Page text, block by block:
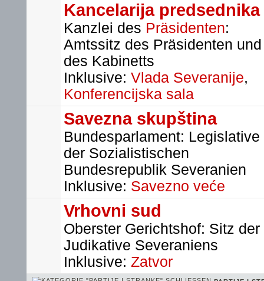
Kancelarija predsednika
Kanzlei des Präsidenten:
Amtssitz des Präsidenten und
des Kabinetts
Inklusive: Vlada Severanije,
Konferencijska sala
Savezna skupština
Bundesparlament: Legislative
der Sozialistischen
Bundesrepublik Severanien
Inklusive: Savezno veće
Vrhovni sud
Oberster Gerichtshof: Sitz der
Judikative Severaniens
Inklusive: Zatvor